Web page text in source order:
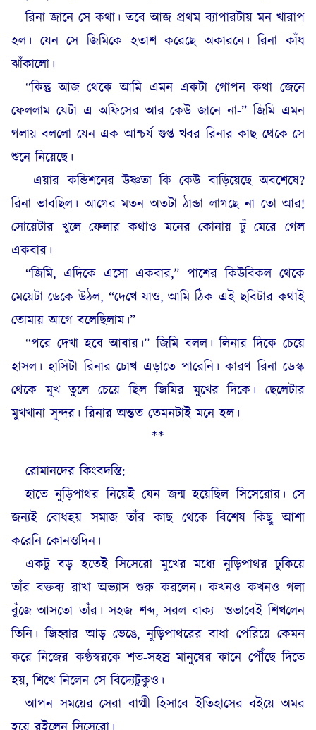
রিনা জানে সে কথা। তবে আজ প্রথম ব্যাপারটায় মন খারাপ
হল। যেন সে জিমিকে হতাশ করেছে অকারনে। রিনা কাঁধ
ঝাঁকালো।
“কিন্তু আজ থেকে আমি এমন একটা গোপন কথা জেনে
ফেললাম যেটা এ অফিসের আর কেউ জানে না-” জিমি এমন
গলায় বললো যেন এক আশ্চর্য গুপ্ত খবর রিনার কাছ থেকে সে
শুনে নিয়েছে।
এয়ার কন্ডিশনের উষ্ণতা কি কেউ বাড়িয়েছে অবশেষে?
রিনা ভাবছিল। আগের মতন অতটা ঠান্ডা লাগছে না তো আর!
সোয়েটার খুলে ফেলার কথাও মনের কোনায় ঢুঁ মেরে গেল
একবার।
“জিমি, এদিকে এসো একবার,” পাশের কিউবিকল থেকে
মেয়েটা ডেকে উঠল, “দেখে যাও, আমি ঠিক এই ছবিটার কথাই
তোমায় আগে বলেছিলাম।”
“পরে দেখা হবে আবার।” জিমি বলল। লিনার দিকে চেয়ে
হাসল। হাসিটা রিনার চোখ এড়াতে পারেনি। কারণ রিনা ডেস্ক
থেকে মুখ তুলে চেয়ে ছিল জিমির মুখের দিকে। ছেলেটার
মুখখানা সুন্দর। রিনার অন্তত তেমনটাই মনে হল।
**
রোমানদের কিংবদন্তি:
হাতে নুড়িপাথর নিয়েই যেন জন্ম হয়েছিল সিসেরোর। সে
জন্যই বোধহয় সমাজ তাঁর কাছ থেকে বিশেষ কিছু আশা
করেনি কোনওদিন।
একটু বড় হতেই সিসেরো মুখের মধ্যে নুড়িপাথর ঢুকিয়ে
তাঁর বক্তব্য রাখা অভ্যাস শুরু করলেন। কখনও কখনও গলা
বুঁজে আসতো তাঁর। সহজ শব্দ, সরল বাক্য- ওভাবেই শিখলেন
তিনি। জিহ্বার আড় ভেঙে, নুড়িপাথরের বাধা পেরিয়ে কেমন
করে নিজের কণ্ঠস্বরকে শত-সহস্র মানুষের কানে পৌঁছে দিতে
হয়, শিখে নিলেন সে বিদ্যেটুকুও।
আপন সময়ের সেরা বাগ্মী হিসাবে ইতিহাসের বইয়ে অমর